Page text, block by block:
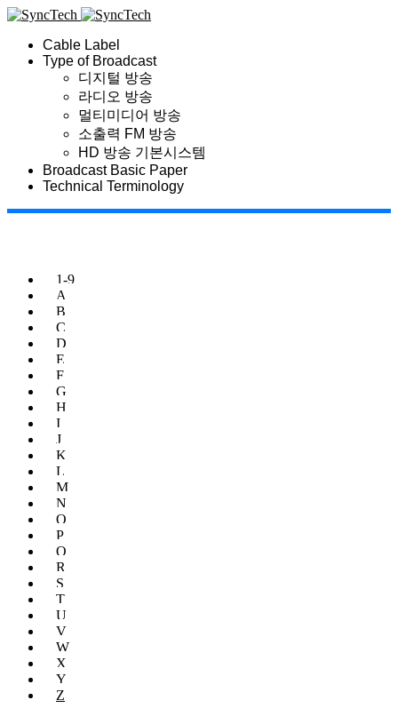
Cable Label
Type of Broadcast
디지털 방송
라디오 방송
멀티미디어 방송
소출력 FM 방송
HD 방송 기본시스템
Broadcast Basic Paper
Technical Terminology
1-9
A
B
C
D
E
F
G
H
I
J
K
L
M
N
O
P
Q
R
S
T
U
V
W
X
Y
Z